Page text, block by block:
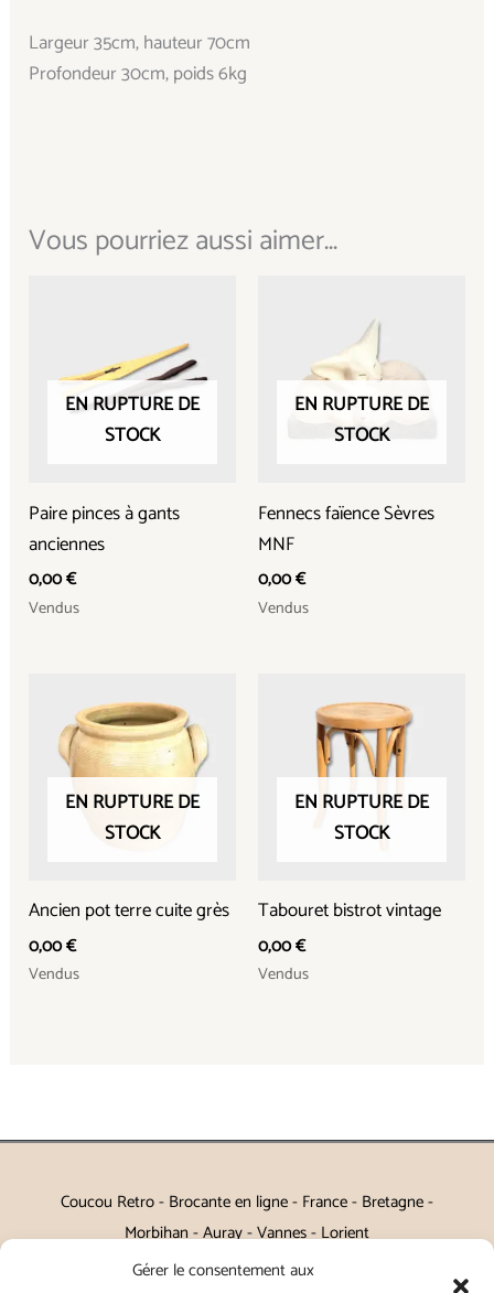
Gérer le consentement aux
Largeur 35cm, hauteur 70cm
Profondeur 30cm, poids 6kg
Vous pourriez aussi aimer...
EN RUPTURE DE
STOCK
Paire pinces à gants
anciennes
0,00€
Vendus
EN RUPTURE DE
STOCK
Fennecs faïence Sèvres
MNF
0,00€
Vendus
EN RUPTURE DE
STOCK
Ancien pot terre cuite grès
0,00€
Vendus
EN RUPTURE DE
STOCK
Tabouret bistrot vintage
0,00€
Vendus
Coucou Retro - Brocante en ligne - France - Bretagne -
Morbihan - Auray - Vannes - Lorient